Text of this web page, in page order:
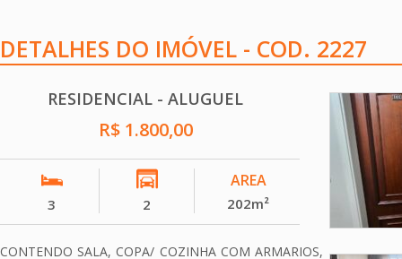
DETALHES DO IMÓVEL - COD. 2227
RESIDENCIAL - ALUGUEL
R$ 1.800,00
3 2
AREA
202m²
CONTENDO SALA, COPA/ COZINHA COM ARMARIOS,